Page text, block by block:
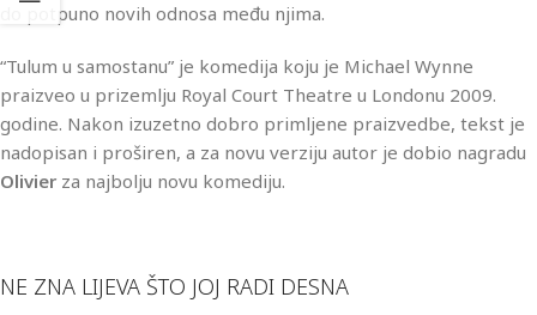
do potpuno novih odnosa među njima.
“Tulum u samostanu” je komedija koju je Michael Wynne
praizveo u prizemlju Royal Court Theatre u Londonu 2009.
godine. Nakon izuzetno dobro primljene praizvedbe, tekst je
nadopisan i proširen, a za novu verziju autor je dobio nagradu
Olivier za najbolju novu komediju.
NE ZNA LIJEVA ŠTO JOJ RADI DESNA